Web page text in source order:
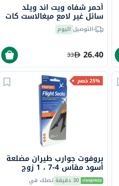
أحمر شفاه ويت اند ويلد
سائل غير لامع ميغالاست كات
سوت - جيف مي موكا
التوصيل اليوم
26.40
33
25% خصم
بروفوت جوارب طيران مضلعة
أسود مقاس 4-7 ، 1 زوج
P72112 / 1
30 دقيقة تصلك في